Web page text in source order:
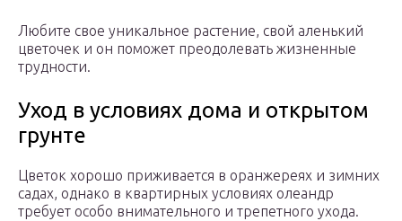
Любите свое уникальное растение, свой аленький
цветочек и он поможет преодолевать жизненные
трудности.
Уход в условиях дома и открытом
грунте
Цветок хорошо приживается в оранжереях и зимних
садах, однако в квартирных условиях олеандр
требует особо внимательного и трепетного ухода.